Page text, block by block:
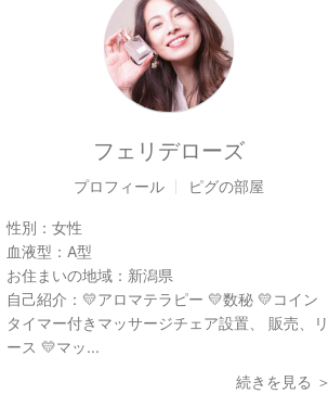
フェリデローズ
プロフィール ピグの部屋
性別： 女性
血液型： A型
お住まいの地域： 新潟県
自己紹介： 💛アロマテラピー 💛数秘 💛コイン
タイマー付きマッサージチェア設置、 販売、リ
ース 💛マッ...
続きを見る ＞